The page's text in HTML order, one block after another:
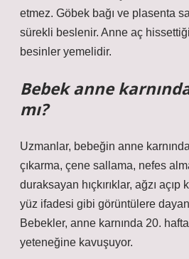
etmez. Göbek bağı ve plasenta
sürekli beslenir. Anne aç
besinler yemelidir.
Bebek anne
mı?
Uzmanlar, bebeğin anne
çıkarma, çene sallama, nefes
duraksayan hıçkırıklar, ağzı açıp
yüz ifadesi gibi görüntülere
Bebekler, anne karnında 20.
yeteneğine kavuşuyor.